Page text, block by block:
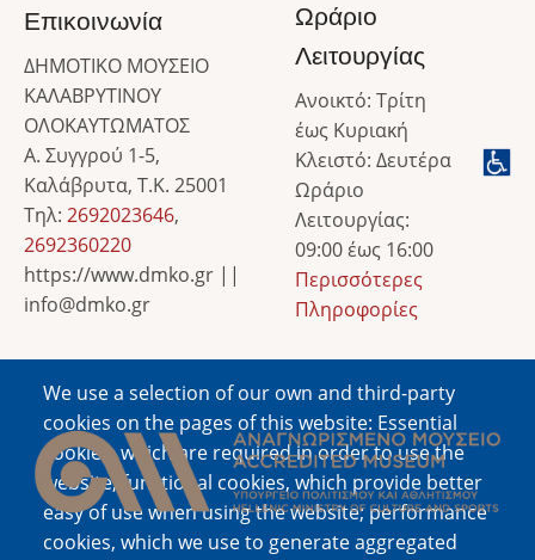
We use a selection of our own and third-party
cookies on the pages of this website: Essential
cookies, which are required in order to use the
website; functional cookies, which provide better
easy of use when using the website; performance
cookies, which we use to generate aggregated
Επικοινωνία
ΔΗΜΟΤΙΚΟ ΜΟΥΣΕΙΟ
ΚΑΛΑΒΡΥΤΙΝΟΥ
ΟΛΟΚΑΥΤΩΜΑΤΟΣ
Α. Συγγρού 1-5,
Καλάβρυτα, Τ.Κ. 25001
Τηλ: 2692023646,
2692360220
https://www.dmko.gr ||
info@dmko.gr
Ωράριο
Λειτουργίας
Ανοικτό: Τρίτη
έως Κυριακή
Κλειστό: Δευτέρα
Ωράριο
Λειτουργίας:
09:00 έως 16:00
Περισσότερες
Πληροφορίες
Image